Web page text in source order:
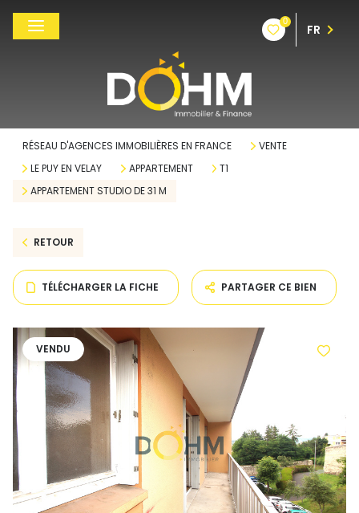
0
FR
RÉSEAU D'AGENCES IMMOBILIÈRES EN FRANCE
VENTE
LE PUY EN VELAY
APPARTEMENT
T1
APPARTEMENT STUDIO DE 31 M
RETOUR
TÉLÉCHARGER LA FICHE PARTAGER CE BIEN
VENDU